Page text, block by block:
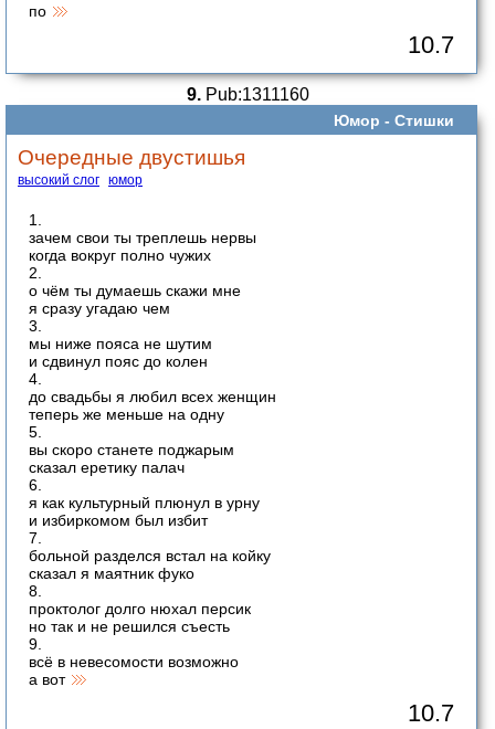
по
10.7
9.Pub:1311160
Юмор - Стишки
Очередные двустишья
высокий слог юмор
1.
зачем свои ты треплешь нервы
когда вокруг полно чужих
2.
о чём ты думаешь скажи мне
я сразу угадаю чем
3.
мы ниже пояса не шутим
и сдвинул пояс до колен
4.
до свадьбы я любил всех женщин
теперь же меньше на одну
5.
вы скоро станете поджарым
сказал еретику палач
6.
я как культурный плюнул в урну
и избиркомом был избит
7.
больной разделся встал на койку
сказал я маятник фуко
8.
проктолог долго нюхал персик
но так и не решился съесть
9.
всё в невесомости возможно
а вот
10.7